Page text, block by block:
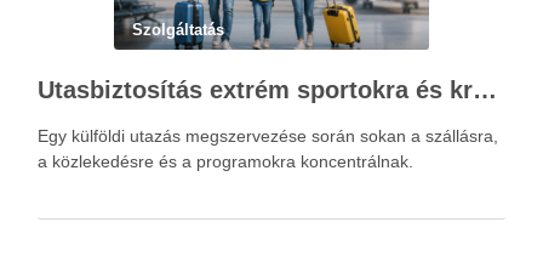
Szolgáltatás
Utasbiztosítás extrém sportokra és krónikus betegségek esetén: mire figyelj utazás előtt?
Egy külföldi utazás megszervezése során sokan a szállásra,
a közlekedésre és a programokra koncentrálnak.